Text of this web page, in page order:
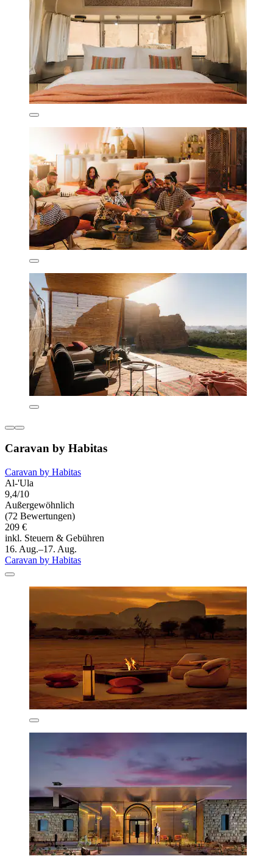
Caravan by Habitas
Caravan by Habitas
Al-'Ula
9,4/10
Außergewöhnlich
(72 Bewertungen)
209 €
inkl. Steuern & Gebühren
16. Aug.–17. Aug.
Caravan by Habitas